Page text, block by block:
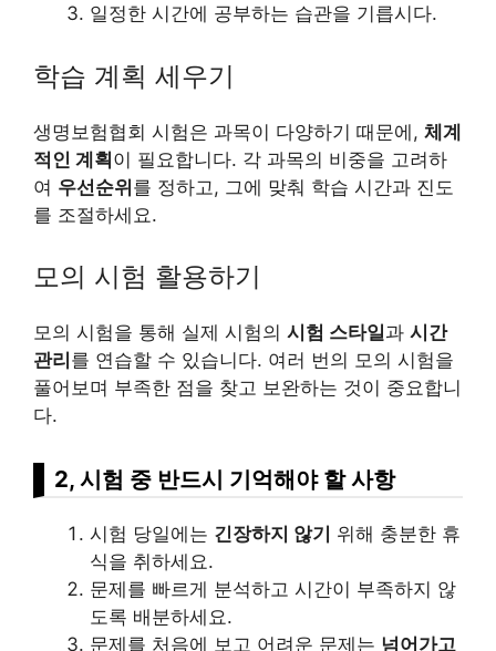
일정한 시간에 공부하는 습관을 기릅시다.
학습 계획 세우기
생명보험협회 시험은 과목이 다양하기 때문에, 체계
적인 계획이 필요합니다. 각 과목의 비중을 고려하
여 우선순위를 정하고, 그에 맞춰 학습 시간과 진도
를 조절하세요.
모의 시험 활용하기
모의 시험을 통해 실제 시험의 시험 스타일과 시간
관리 를 연습할 수 있습니다. 여러 번의 모의 시험을
풀어보며 부족한 점을 찾고 보완하는 것이 중요합니
다.
2, 시험 중 반드시 기억해야 할 사항
시험 당일에는 긴장하지 않기
위해 충분한 휴
식을 취하세요.
문제를 빠르게 분석하고 시간이 부족하지 않
도록 배분하세요.
문제를 처음에 보고 어려운 문제는 넘어가고